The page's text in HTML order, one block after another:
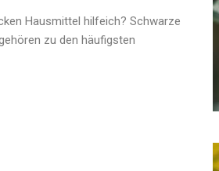
Hausmittel hilfeich? Schwarze
zu den häufigsten